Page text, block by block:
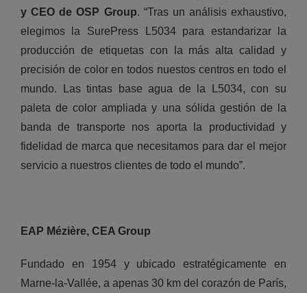
y CEO de OSP Group. “Tras un análisis exhaustivo,
elegimos la SurePress L5034 para estandarizar la
producción de etiquetas con la más alta calidad y
precisión de color en todos nuestos centros en todo el
mundo. Las tintas base agua de la L5034, con su
paleta de color ampliada y una sólida gestión de la
banda de transporte nos aporta la productividad y
fidelidad de marca que necesitamos para dar el mejor
servicio a nuestros clientes de todo el mundo”.
EAP Mézière, CEA Group
Fundado en 1954 y ubicado estratégicamente en
Marne-la-Vallée, a apenas 30 km del corazón de París,